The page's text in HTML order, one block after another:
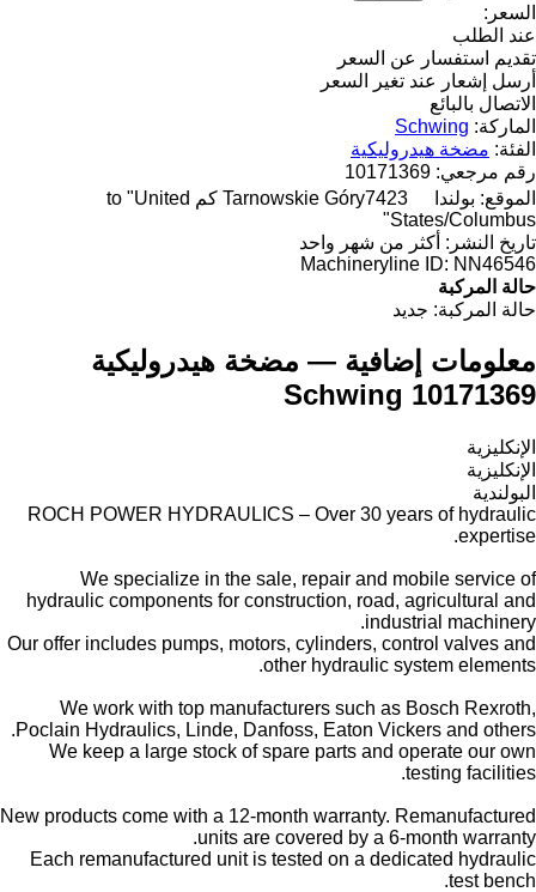
السعر:
عند الطلب
تقديم استفسار عن السعر
أرسل إشعار عند تغير السعر
الاتصال بالبائع
الماركة: Schwing
الفئة: مضخة هيدروليكية
رقم مرجعي: 10171369
الموقع: بولندا Tarnowskie Góry
7423 كم to "United
States/Columbus"
تاريخ النشر: أكثر من شهر واحد
Machineryline ID: NN46546
حالة المركبة
حالة المركبة: جديد
معلومات إضافية — مضخة هيدروليكية
Schwing 10171369
الإنكليزية
الإنكليزية
البولندية
ROCH POWER HYDRAULICS – Over 30 years of hydraulic
expertise.
We specialize in the sale, repair and mobile service of
hydraulic components for construction, road, agricultural and
industrial machinery.
Our offer includes pumps, motors, cylinders, control valves and
other hydraulic system elements.
We work with top manufacturers such as Bosch Rexroth,
Poclain Hydraulics, Linde, Danfoss, Eaton Vickers and others.
We keep a large stock of spare parts and operate our own
testing facilities.
New products come with a 12-month warranty. Remanufactured
units are covered by a 6-month warranty.
Each remanufactured unit is tested on a dedicated hydraulic
test bench.